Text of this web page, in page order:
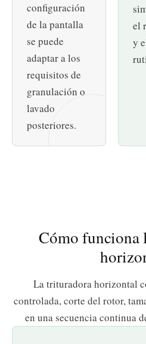
configuración
de la pantalla
se puede
adaptar a los
requisitos de
granulación o
lavado
posteriores.
el
y
Cómo funciona
La trituradora horizontal
controlada, corte del rotor,
en una secuencia continua